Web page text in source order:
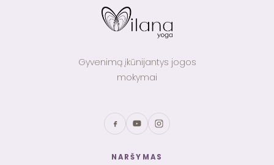
Gyvenimą įkūnijantys jogos
mokymai
NARŠYMAS